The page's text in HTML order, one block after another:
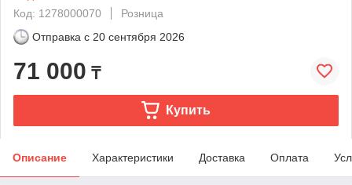
Код: 1278000070
Розница
Отправка с 20 сентября 2026
71 000 ₸
Купить
Описание Характеристики Доставка Оплата